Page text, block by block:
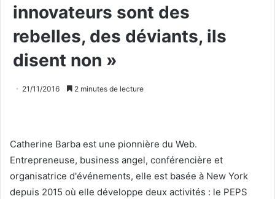
innovateurs sont des
rebelles, des déviants, ils
disent non »
21/11/2016 2 minutes de lecture
Catherine Barba est une pionnière du Web.
Entrepreneuse, business angel, conférencière et
organisatrice d'événements, elle est basée à New York
depuis 2015 où elle développe deux activités : le PEPS